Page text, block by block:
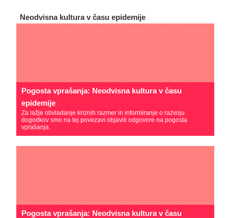
Neodvisna kultura v času epidemije
Pogosta vprašanja: Neodvisna kultura v času
epidemije
Za lažje obvladanje kriznih razmer in informiranje o razvoju
dogodkov smo na tej povezavi objavili odgovore na pogosta
vprašanja.
Pogosta vprašanja: Neodvisna kultura v času